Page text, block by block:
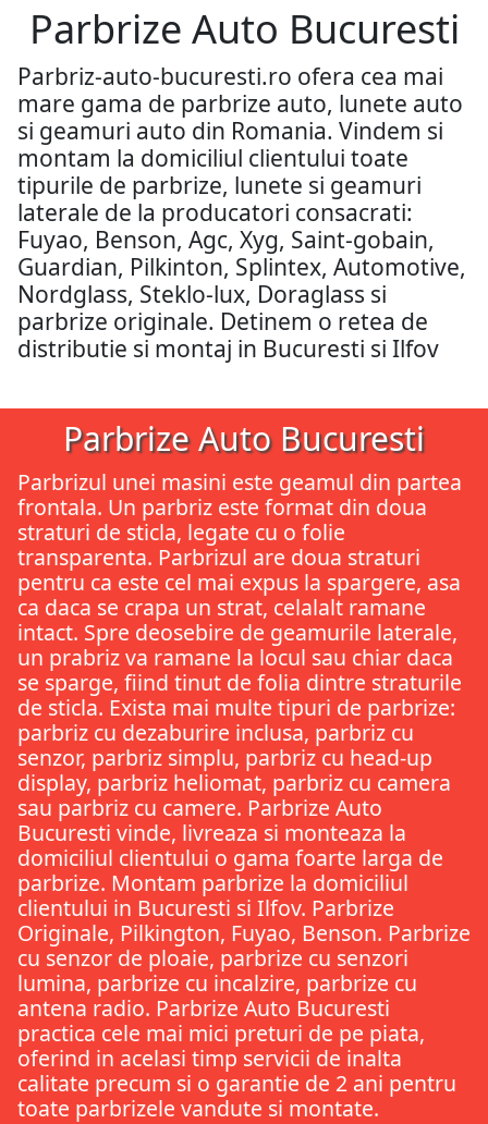
Parbrize Auto Bucuresti
Parbriz-auto-bucuresti.ro ofera cea mai
mare gama de parbrize auto, lunete auto
si geamuri auto din Romania. Vindem si
montam la domiciliul clientului toate
tipurile de parbrize, lunete si geamuri
laterale de la producatori consacrati:
Fuyao, Benson, Agc, Xyg, Saint-gobain,
Guardian, Pilkinton, Splintex, Automotive,
Nordglass, Steklo-lux, Doraglass si
parbrize originale. Detinem o retea de
distributie si montaj in Bucuresti si Ilfov
Parbrize Auto Bucuresti
Parbrizul unei masini este geamul din partea
frontala. Un parbriz este format din doua
straturi de sticla, legate cu o folie
transparenta. Parbrizul are doua straturi
pentru ca este cel mai expus la spargere, asa
ca daca se crapa un strat, celalalt ramane
intact. Spre deosebire de geamurile laterale,
un prabriz va ramane la locul sau chiar daca
se sparge, fiind tinut de folia dintre straturile
de sticla. Exista mai multe tipuri de parbrize:
parbriz cu dezaburire inclusa, parbriz cu
senzor, parbriz simplu, parbriz cu head-up
display, parbriz heliomat, parbriz cu camera
sau parbriz cu camere. Parbrize Auto
Bucuresti vinde, livreaza si monteaza la
domiciliul clientului o gama foarte larga de
parbrize. Montam parbrize la domiciliul
clientului in Bucuresti si Ilfov. Parbrize
Originale, Pilkington, Fuyao, Benson. Parbrize
cu senzor de ploaie, parbrize cu senzori
lumina, parbrize cu incalzire, parbrize cu
antena radio. Parbrize Auto Bucuresti
practica cele mai mici preturi de pe piata,
oferind in acelasi timp servicii de inalta
calitate precum si o garantie de 2 ani pentru
toate parbrizele vandute si montate.